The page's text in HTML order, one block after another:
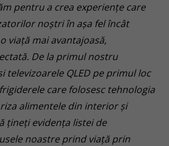
pentru a crea experiențe care
noștri în așa fel încât
viață mai avantajoasă,
De la primul nostru
televizoarele QLED pe primul loc
care folosesc tehnologia
alimentele din interior și
țineți evidența listei de
noastre prind viață prin